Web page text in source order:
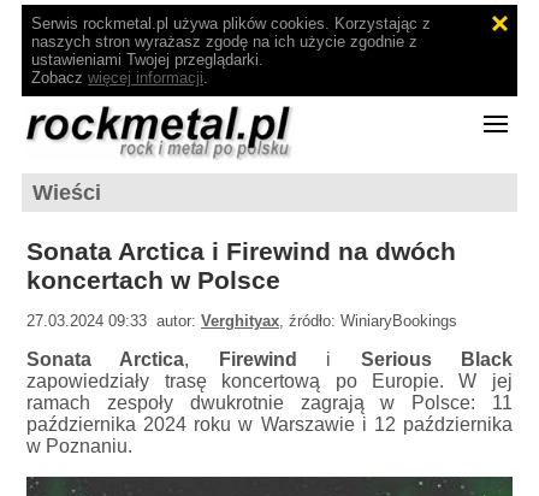
Serwis rockmetal.pl używa plików cookies. Korzystając z
naszych stron wyrażasz zgodę na ich użycie zgodnie z
ustawieniami Twojej przeglądarki.
Zobacz więcej informacji.
Wieści
Sonata Arctica i Firewind na dwóch
koncertach w Polsce
27.03.2024 09:33 autor:Verghityax, źródło: WiniaryBookings
Sonata Arctica, Firewind i Serious Black
zapowiedziały trasę koncertową po Europie. W jej
ramach zespoły dwukrotnie zagrają w Polsce: 11
października 2024 roku w Warszawie i 12 października
w Poznaniu.